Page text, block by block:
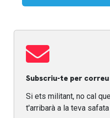
Subscriu-te per correu
Si ets militant, no cal
t'arribarà a la teva